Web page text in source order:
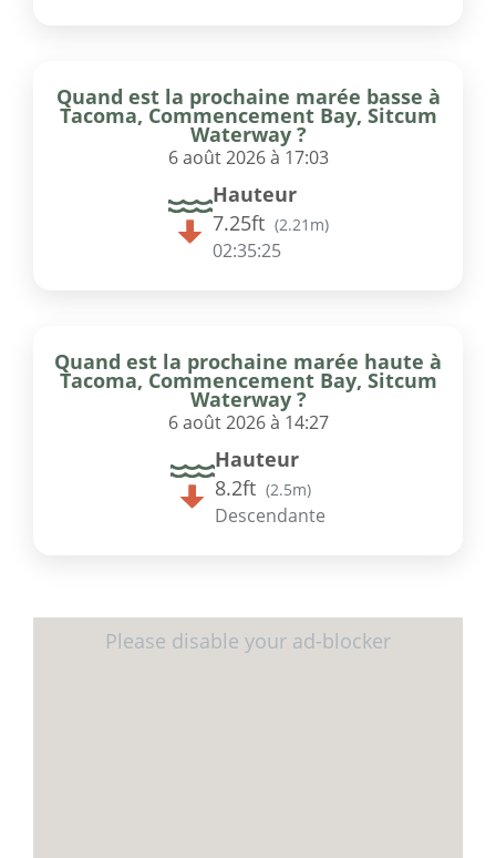
Quand est la prochaine marée basse à
Tacoma, Commencement Bay, Sitcum
Waterway ?
6 août 2026 à 17:03
Hauteur
7.25ft (2.21m)
02:35:25
Quand est la prochaine marée haute à
Tacoma, Commencement Bay, Sitcum
Waterway ?
6 août 2026 à 14:27
Hauteur
8.2ft (2.5m)
Descendante